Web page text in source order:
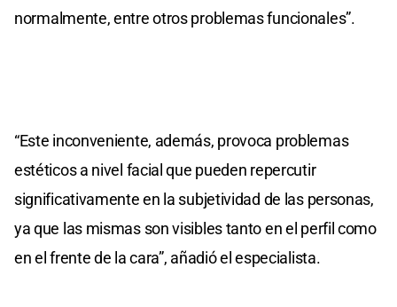
normalmente, entre otros problemas funcionales”.
“Este inconveniente, además, provoca problemas
estéticos a nivel facial que pueden repercutir
significativamente en la subjetividad de las personas,
ya que las mismas son visibles tanto en el perfil como
en el frente de la cara”, añadió el especialista.